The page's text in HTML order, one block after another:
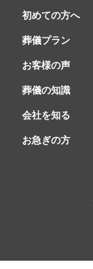
初めての方へ
葬儀プラン
お客様の声
葬儀の知識
会社を知る
お急ぎの方